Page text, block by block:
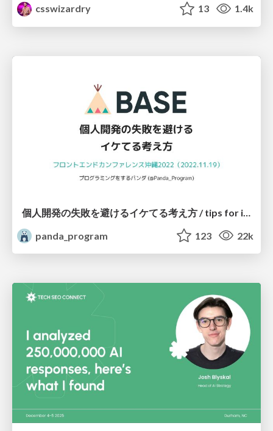
csswizardry
13 1.4k
panda_program
123 22k